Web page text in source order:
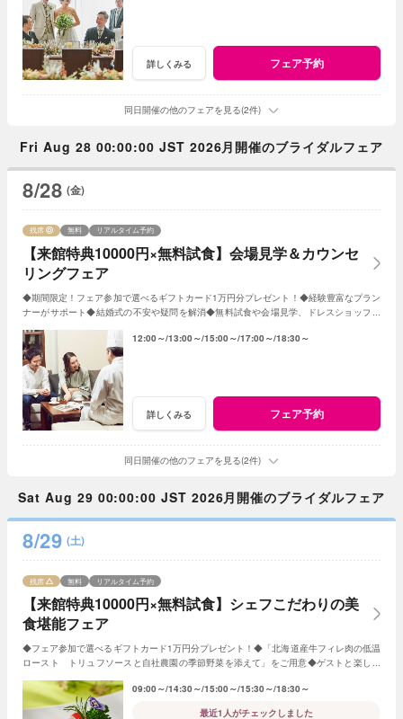
詳しくみる フェア予約
同日開催の他のフェアを見る(2件)
Fri Aug 28 00:00:00 JST 2026月開催のブライダルフェア
8/28 (金)
【来館特典10000円×無料試食】会場見学＆カウンセ
リングフェア
残席 無料 リアルタイム予約
◆期間限定！フェア参加で選べるギフトカード1万円分プレゼント！◆経験豊富なプラン
ナーがサポート◆結婚式の不安や疑問を解消◆無料試食や会場見学、ドレスショップ見
12:00～ 13:00～ 15:00～ 17:00～ 18:30～
詳しくみる フェア予約
同日開催の他のフェアを見る(2件)
Sat Aug 29 00:00:00 JST 2026月開催のブライダルフェア
8/29 (土)
【来館特典10000円×無料試食】シェフこだわりの美
食堪能フェア
残席 無料 リアルタイム予約
◆フェア参加で選べるギフトカード1万円分プレゼント！◆「北海道産牛フィレ肉の低温
ロースト トリュフソースと自社農園の季節野菜を添えて」をご用意◆ゲストと楽しめ
09:00～ 14:30～ 15:00～ 15:30～ 18:30～
最近1人がチェックしました